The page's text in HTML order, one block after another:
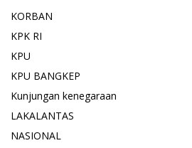
KORBAN
KPK RI
KPU
KPU BANGKEP
Kunjungan kenegaraan
LAKALANTAS
NASIONAL